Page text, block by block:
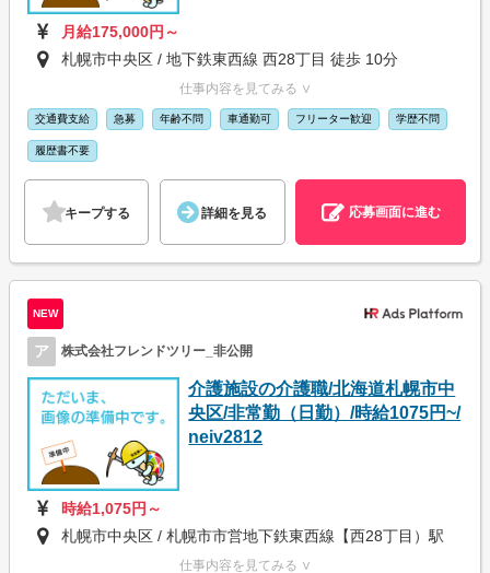
月給175,000円～
札幌市中央区 / 地下鉄東西線 西28丁目 徒歩 10分
仕事内容を見てみる ∨
交通費支給 急募 年齢不問 車通勤可 フリーター歓迎 学歴不問
履歴書不要
キープする 詳細を見る 応募画面に進む
NEW
ア 株式会社フレンドツリー_非公開
介護施設の介護職/北海道札幌市中
央区/非常勤（日勤）/時給1075円~/
neiv2812
時給1,075円～
札幌市中央区 / 札幌市市営地下鉄東西線【西28丁目）駅
仕事内容を見てみる ∨